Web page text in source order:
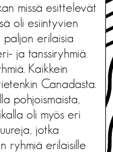
missä esittelevät
oli esiintyvien
paljon erilaisia
ja tanssiryhmiä.
Kaikkein
Canadasta.
pohjoismaista,
oli myös eri
jotka
ryhmiä erilaisille